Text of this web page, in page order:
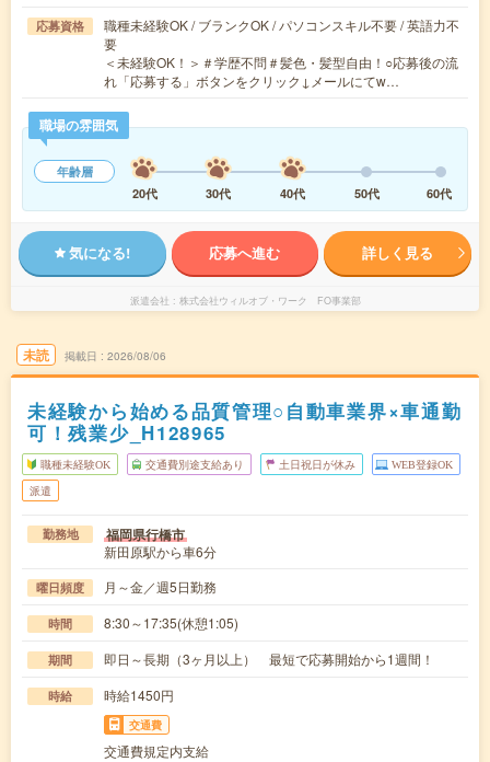
応募資格
職種未経験OK / ブランクOK / パソコンスキル不要 / 英語力不
要
＜未経験OK！＞＃学歴不問＃髪色・髪型自由！○応募後の流
れ「応募する」ボタンをクリック↓メールにてw…
職場の雰囲気
年齢層
20代
30代 40代 50代 60代
気になる! 応募へ進む 詳しく見る
派遣会社 株式会社ウィルオブ・ワーク FO事業部
未読 掲載日 2026/08/06
未経験から始める品質管理○自動車業界×車通勤
可！残業少_H128965
職種未経験OK 交通費別途支給あり 土日祝日が休み WEB登録OK
派遣
勤務地 福岡県行橋市
新田原駅から車6分
曜日頻度 月～金／週5日勤務
時間 8:30～17:35(休憩1:05)
期間 即日～長期（3ヶ月以上） 最短で応募開始から1週間！
時給 時給1450円
交通費
交通費規定内支給